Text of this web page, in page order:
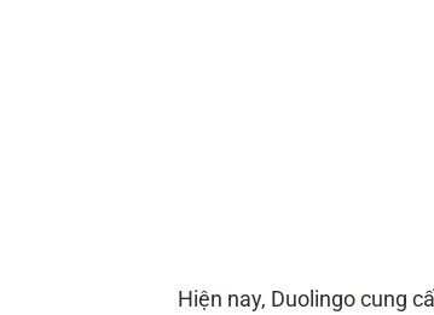
Hiện nay, Duolingo cung